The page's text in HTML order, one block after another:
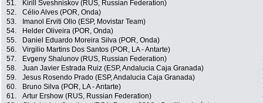
51.
Kirill Sveshniskov (RUS, Russian Federation)
52.
Célio Alves (POR, Onda)
53.
Imanol Erviti Ollo (ESP, Movistar Team)
54.
Helder Oliveira (POR, Onda)
55.
Daniel Eduardo Moreira Silva (POR, Onda)
56.
Virgilio Martins Dos Santos (POR, LA - Antarte)
57.
Evgeny Shalunov (RUS, Russian Federation)
58.
Juan Javier Estrada Ruiz (ESP, Andalucia Caja Granada)
59.
Jesus Rosendo Prado (ESP, Andalucia Caja Granada)
60.
Bruno Silva (POR, LA - Antarte)
61.
Artur Ershow (RUS, Russian Federation)